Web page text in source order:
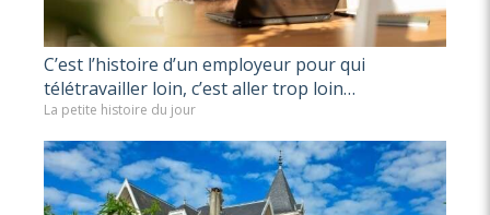
C’est l’histoire d’un employeur pour qui
télétravailler loin, c’est aller trop loin…
La petite histoire du jour